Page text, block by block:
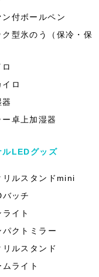
ン付ボールペン
ク型氷のう（保冷・保
ロ
ー卓上加湿器
ルLEDグッズ
リルスタンドmini
ッチ
イト
パクトミラー
ルスタンド
ライト